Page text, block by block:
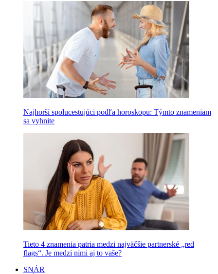
Najhorší spolucestujúci podľa horoskopu: Týmto znameniam
sa vyhnite
Tieto 4 znamenia patria medzi najväčšie partnerské „red
flags“. Je medzi nimi aj to vaše?
SNÁR